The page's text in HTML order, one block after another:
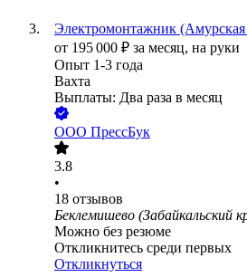
Электромонтажник (Амурская
от 195 000 ₽ за месяц, на руки
Опыт 1-3 года
Вахта
Выплаты: Два раза в месяц
ООО ПрессБук
3.8
•
18 отзывов
Беклемишево (Забайкальский
Можно без резюме
Откликнитесь среди первых
Откликнуться